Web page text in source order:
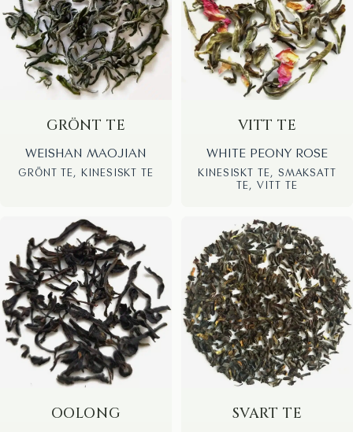
GRÖNT TE
WEISHAN MAOJIAN
GRÖNT TE, KINESISKT TE
VITT TE
WHITE PEONY ROSE
KINESISKT TE, SMAKSATT
TE, VITT TE
OOLONG SVART TE